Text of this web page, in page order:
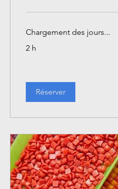
Chargement des jours...
2 h
Réserver